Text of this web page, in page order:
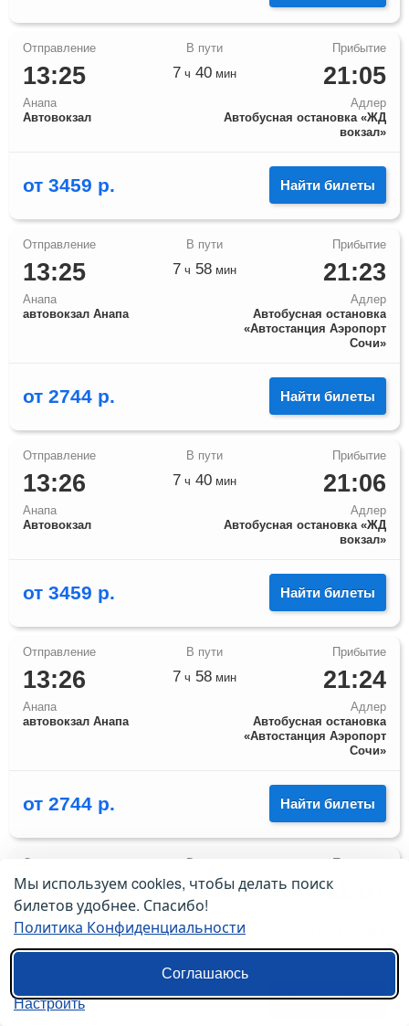
13:25
Анапа
Автовокзал
21:05
Адлер
Автобусная остановка «ЖД
вокзал»
7 ч 40 мин
от 3459 р. Найти билеты
13:25
Анапа
автовокзал Анапа
21:23
Адлер
Автобусная остановка
«Автостанция Аэропорт
Сочи»
7 ч 58 мин
от 2744 р. Найти билеты
13:26
Анапа
Автовокзал
21:06
Адлер
Автобусная остановка «ЖД
вокзал»
7 ч 40 мин
от 3459 р. Найти билеты
13:26
Анапа
автовокзал Анапа
21:24
Адлер
Автобусная остановка
«Автостанция Аэропорт
Сочи»
7 ч 58 мин
от 2744 р. Найти билеты
13:27
Автовокзал
21:07
Автобусная остановка «ЖД
вокзал»
7ч40мин
от3459 р. Найти билеты
Мы используем cookies, чтобы делать поиск
билетов удобнее. Спасибо!
Политика Конфиденциальности
Соглашаюсь
Настроить